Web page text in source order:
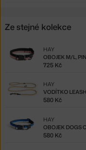
Ze stejné kolekce
OBOJEK M/L,
HAY
725 Kč
VODÍTKO
HAY
580 Kč
OBOJEK DOGS
HAY
580 Kč